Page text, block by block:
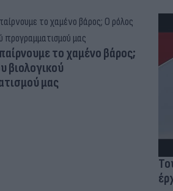
το χαμένο βάρος;
βιολογικού
μας